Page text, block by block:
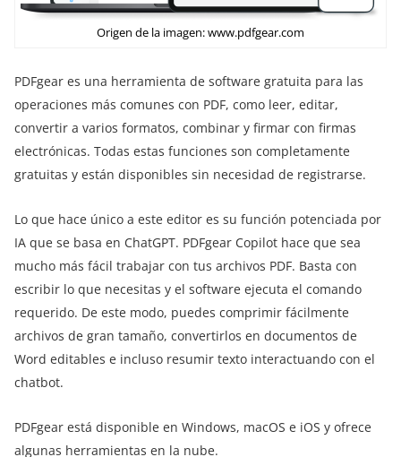
Origen de la imagen: www.pdfgear.com
PDFgear es una herramienta de software gratuita para las
operaciones más comunes con PDF, como leer, editar,
convertir a varios formatos, combinar y firmar con firmas
electrónicas. Todas estas funciones son completamente
gratuitas y están disponibles sin necesidad de registrarse.
Lo que hace único a este editor es su función potenciada por
IA que se basa en ChatGPT. PDFgear Copilot hace que sea
mucho más fácil trabajar con tus archivos PDF. Basta con
escribir lo que necesitas y el software ejecuta el comando
requerido. De este modo, puedes comprimir fácilmente
archivos de gran tamaño, convertirlos en documentos de
Word editables e incluso resumir texto interactuando con el
chatbot.
PDFgear está disponible en Windows, macOS e iOS y ofrece
algunas herramientas en la nube.